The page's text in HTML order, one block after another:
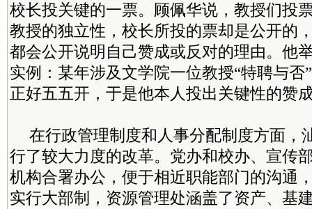
校长投关键的一票。顾佩华说，教授们投
教授的独立性，校长所投的票却是公开的
都会公开说明自己赞成或反对的理由。他
实例：某年涉及文学院一位教授“特聘与否
正好五五开，于是他本人投出关键性的赞
在行政管理制度和人事分配制度方面，
行了较大力度的改革。党办和校办、宣传
机构合署办公，便于相近职能部门的沟通
实行大部制，资源管理处涵盖了资产、基